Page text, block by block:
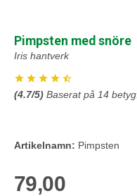
Pimpsten med snöre
Iris hantverk
(4.7/5) Baserat på 14 betyg.
Artikelnamn: Pimpsten
79,00